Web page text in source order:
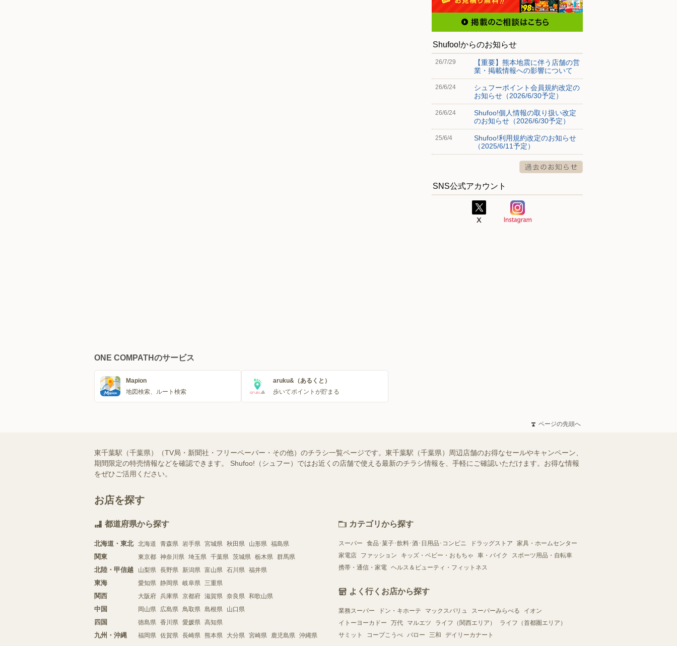
Shufoo!からのお知らせ
26/7/29
【重要】熊本地震に伴う店舗の営
業・掲載情報への影響について
26/6/24
シュフーポイント会員規約改定の
お知らせ（2026/6/30予定）
26/6/24
Shufoo!個人情報の取り扱い改定
のお知らせ（2026/6/30予定）
25/6/4
Shufoo!利用規約改定のお知らせ
（2025/6/11予定）
SNS公式アカウント
ONE COMPATHのサービス
Mapion
地図検索、ルート検索
aruku&（あるくと）
歩いてポイントが貯まる
ページの先頭へ
東千葉駅（千葉県）（TV局・新聞社・フリーペーパー・その他）のチラシ一覧ページです。東千葉駅（千葉県）周辺店舗のお得なセールやキャンペーン、
期間限定の特売情報などを確認できます。 Shufoo!（シュフー）ではお近くの店舗で使える最新のチラシ情報を、手軽にご確認いただけます。お得な情報
をぜひご活用ください。
お店を探す
都道府県から探す
北海道・東北 北海道 青森県 岩手県 宮城県 秋田県 山形県 福島県
関東 東京都 神奈川県 埼玉県 千葉県 茨城県 栃木県 群馬県
北陸・甲信越 山梨県 長野県 新潟県 富山県 石川県 福井県
東海 愛知県 静岡県 岐阜県 三重県
関西 大阪府 兵庫県 京都府 滋賀県 奈良県 和歌山県
中国 岡山県 広島県 鳥取県 島根県 山口県
四国 徳島県 香川県 愛媛県 高知県
九州・沖縄 福岡県 佐賀県 長崎県 熊本県 大分県 宮崎県 鹿児島県 沖縄県
カテゴリから探す
スーパー 食品･菓子･飲料･酒･日用品･コンビニ ドラッグストア
家具・ホームセンター
家電店
ファッション キッズ・ベビー・おもちゃ 車・バイク
スポーツ用品・自転車
携帯・通信・家電 ヘルス＆ビューティ・フィットネス
よく行くお店から探す
業務スーパー ドン・キホーテ マックスバリュ スーパーみらべる
イオン
イトーヨーカドー
万代 マルエツ ライフ（関西エリア）
ライフ（首都圏エリア）
サミット
コープこうべ バロー 三和 デイリーカナート